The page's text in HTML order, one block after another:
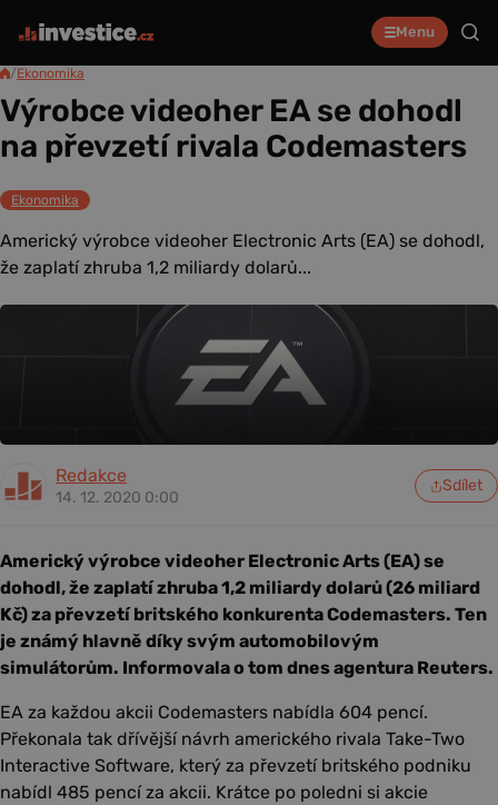
Menu
/Ekonomika
Výrobce videoher EA se dohodl
na převzetí rivala Codemasters
Ekonomika
Americký výrobce videoher Electronic Arts (EA) se dohodl,
že zaplatí zhruba 1,2 miliardy dolarů...
Redakce
14. 12. 2020 0:00
Sdílet
Americký výrobce videoher Electronic Arts (EA) se
dohodl, že zaplatí zhruba 1,2 miliardy dolarů (26 miliard
Kč) za převzetí britského konkurenta Codemasters. Ten
je známý hlavně díky svým automobilovým
simulátorům. Informovala o tom dnes agentura Reuters.
EA za každou akcii Codemasters nabídla 604 pencí.
Překonala tak dřívější návrh amerického rivala Take-Two
Interactive Software, který za převzetí britského podniku
nabídl 485 pencí za akcii. Krátce po poledni si akcie